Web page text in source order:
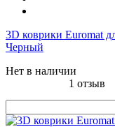
3D коврики Euromat
Черный
Нет в наличии
1 отзыв